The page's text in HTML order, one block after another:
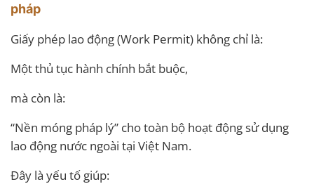
pháp
Giấy phép lao động (Work Permit) không chỉ là:
Một thủ tục hành chính bắt buộc,
mà còn là:
“Nền móng pháp lý” cho toàn bộ hoạt động sử dụng
lao động nước ngoài tại Việt Nam.
Đây là yếu tố giúp: